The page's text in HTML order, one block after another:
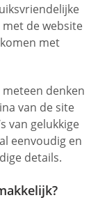
de website
met
denken
van de site
van gelukkige
eenvoudig en
details.